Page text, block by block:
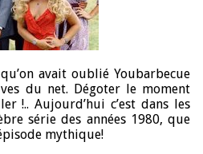
avait oublié Youbarbecue
du net. Dégoter le moment
!.. Aujourd’hui c’est dans les
série des années 1980, que
mythique!